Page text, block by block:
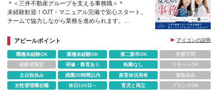
＊＜三井不動産グループを支える事務職＞＊
未経験歓迎！OJT・マニュアル完備で安心スタート。
チームで協力しながら業務を進められます。
☆健康経営優良法人2026 大規模法人部門/ホワイト
500に認定
アピールポイント アイコンの説明
職種未経験OK 業種未経験OK 第二新卒OK
学歴不問
経験者限定
研修・教育あり 転勤なし
リモートOK
土日祝休み
残業20時間以内 産育休活用有
服装自由
女性管理職在籍
休日120日～ 育児と両立 ブランクOK